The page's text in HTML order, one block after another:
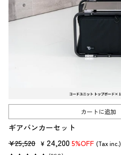
カートに追加
ギアバンカーセット
販
¥25,520 セ
¥ 24,200 5%OFF (Tax inc.)